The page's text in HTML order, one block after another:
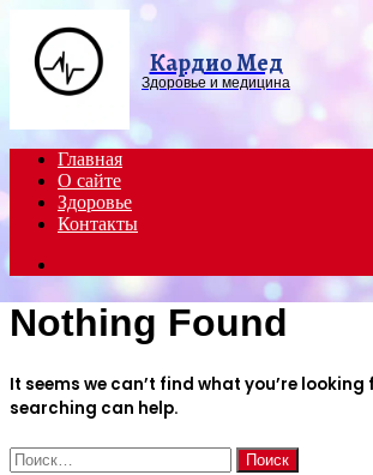
Кардио Мед
Здоровье и медицина
Главная
О сайте
Здоровье
Контакты
Nothing Found
It seems we can’t find what you’re looking
searching can help.
Найти: